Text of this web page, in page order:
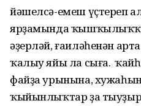
йәшелсә-емеш үҫтереп
ярҙамында
әҙерләй, ғаиләһенән
ҡалыу яйы ла сыға. Ә
файҙа урынына,
ҡыйынлыҡтар ҙа